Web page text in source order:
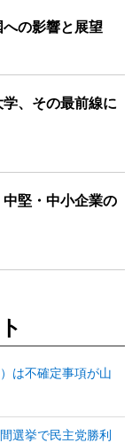
の影響と展望
、その最前線に
堅・中小企業の
は不確定事項が山
選挙で民主党勝利